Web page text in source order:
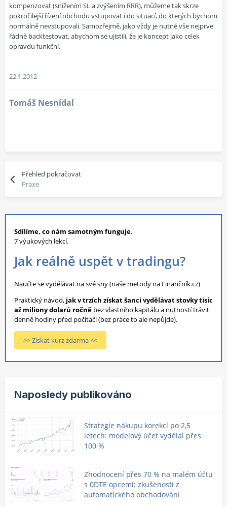
kompenzovat (snížením SL a zvýšením RRR), můžeme tak skrze
pokročilejší řízení obchodu vstupovat i do situací, do kterých bychom
normálně nevstupovali. Samozřejmě, jako vždy je nutné vše nejprve
řádně backtestovat, abychom se ujistili, že je koncept jako celek
opravdu funkční.
22.1.2012
Tomáš Nesnídal
Přehled pokračovat
Praxe
Sdílíme, co nám samotným funguje.
7 výukových lekcí.
Jak reálně uspět v tradingu?
Naučte se vydělávat na své sny (naše metody na Finančník.cz)
Praktický návod, jak v trzích získat šanci vydělávat stovky tisíc
až miliony dolarů ročně bez vlastního kapitálu a nutností trávit
denně hodiny před počítači (bez práce to ale nepůjde).
>> Získat kurz zdarma <<
Naposledy publikováno
Strategie nákupu korekcí po 2,5
letech: modelový účet vydělal přes
100 %
Zhodnocení přes 70 % na malém účtu
s 0DTE opcemi: zkušenosti z
automatického obchodování